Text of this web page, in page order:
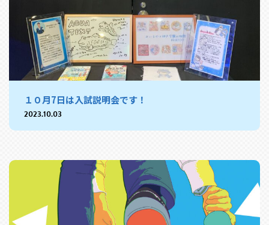
１０月7日は入試説明会です！
2023.10.03